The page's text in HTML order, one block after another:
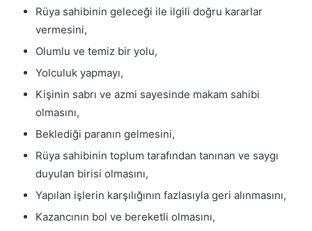
Rüya sahibinin geleceği ile ilgili doğru kararlar
vermesini,
Olumlu ve temiz bir yolu,
Yolculuk yapmayı,
Kişinin sabrı ve azmi sayesinde makam sahibi
olmasını,
Beklediği paranın gelmesini,
Rüya sahibinin toplum tarafından tanınan ve saygı
duyulan birisi olmasını,
Yapılan işlerin karşılığının fazlasıyla geri alınmasını,
Kazancının bol ve bereketli olmasını,